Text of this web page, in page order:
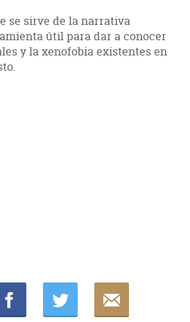
se sirve de la narrativa
útil para dar a conocer
y la xenofobia existentes en